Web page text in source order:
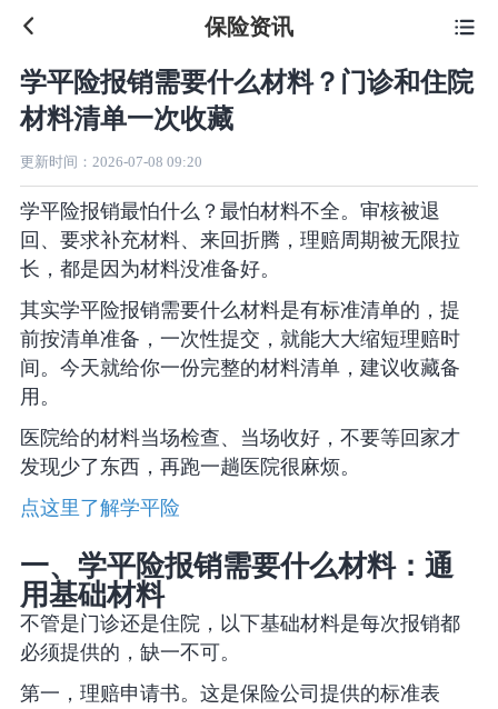
 保险资讯
学平险报销需要什么材料？门诊和住院
材料清单一次收藏
更新时间： 2026-07-08 09:20
学平险报销最怕什么？最怕材料不全。审核被退
回、要求补充材料、来回折腾，理赔周期被无限拉
长，都是因为材料没准备好。
其实学平险报销需要什么材料是有标准清单的，提
前按清单准备，一次性提交，就能大大缩短理赔时
间。今天就给你一份完整的材料清单，建议收藏备
用。
医院给的材料当场检查、当场收好，不要等回家才
发现少了东西，再跑一趟医院很麻烦。
点这里了解学平险
一、学平险报销需要什么材料：通
用基础材料
不管是门诊还是住院，以下基础材料是每次报销都
必须提供的，缺一不可。
第一，理赔申请书。这是保险公司提供的标准表